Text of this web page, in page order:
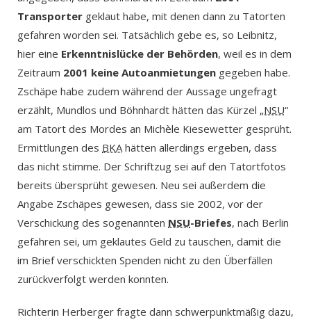
Transporter geklaut habe, mit denen dann zu Tatorten
gefahren worden sei. Tatsächlich gebe es, so Leibnitz,
hier eine Erkenntnislücke der Behörden, weil es in dem
Zeitraum 2001 keine Autoanmietungen gegeben habe.
Zschäpe habe zudem während der Aussage ungefragt
erzählt, Mundlos und Böhnhardt hätten das Kürzel „NSU“
am Tatort des Mordes an Michèle Kiesewetter gesprüht.
Ermittlungen des BKAhätten allerdings ergeben, dass
das nicht stimme. Der Schriftzug sei auf den Tatortfotos
bereits übersprüht gewesen. Neu sei außerdem die
Angabe Zschäpes gewesen, dass sie 2002, vor der
Verschickung des sogenannten NSU-Briefes, nach Berlin
gefahren sei, um geklautes Geld zu tauschen, damit die
im Brief verschickten Spenden nicht zu den Überfällen
zurückverfolgt werden konnten.
Richterin Herberger fragte dann schwerpunktmäßig dazu,